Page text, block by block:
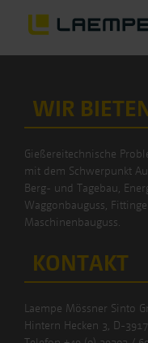
WIR
Gießereitechnische
mit dem Schwerpunkt
Berg- und Tagebau,
Waggonbauguss,
Maschinenbauguss.
KONTAKT
Laempe Mössner Sinto
Hintern Hecken 3, D-